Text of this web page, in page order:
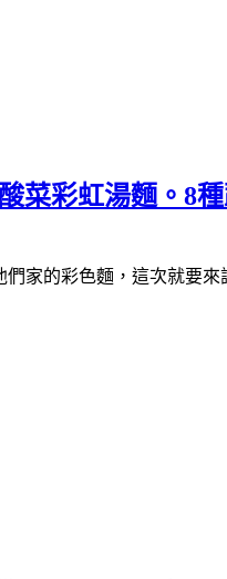
菜彩虹湯麵。8
們家的彩色麵，這次就要